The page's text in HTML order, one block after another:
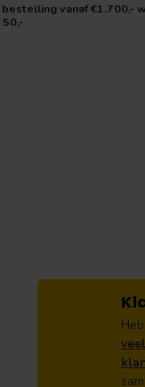
bestelling vanaf €1.700,-
50,-